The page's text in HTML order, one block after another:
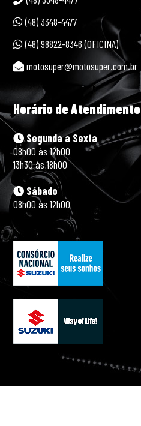
(48) 3348-4477
(48) 98822-8346 (OFICINA)
motosuper@motosuper.com.br
Horário de Atendimento
Segunda a Sexta
08h00 às 12h00
13h30 às 18h00
Sábado
08h00 às 12h00